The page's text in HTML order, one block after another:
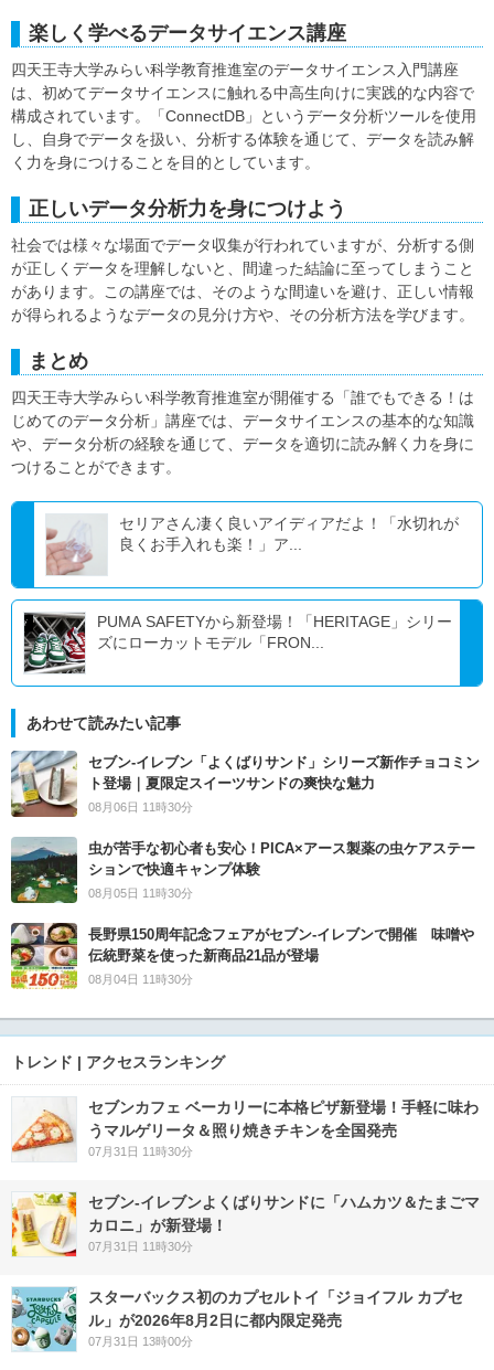
楽しく学べるデータサイエンス講座
四天王寺大学みらい科学教育推進室のデータサイエンス入門講座
は、初めてデータサイエンスに触れる中高生向けに実践的な内容で
構成されています。「ConnectDB」というデータ分析ツールを使用
し、自身でデータを扱い、分析する体験を通じて、データを読み解
く力を身につけることを目的としています。
正しいデータ分析力を身につけよう
社会では様々な場面でデータ収集が行われていますが、分析する側
が正しくデータを理解しないと、間違った結論に至ってしまうこと
があります。この講座では、そのような間違いを避け、正しい情報
が得られるようなデータの見分け方や、その分析方法を学びます。
まとめ
四天王寺大学みらい科学教育推進室が開催する「誰でもできる！は
じめてのデータ分析」講座では、データサイエンスの基本的な知識
や、データ分析の経験を通じて、データを適切に読み解く力を身に
つけることができます。
セリアさん凄く良いアイディアだよ！「水切れが
良くお手入れも楽！」ア...
PUMA SAFETYから新登場！「HERITAGE」シリー
ズにローカットモデル「FRON...
あわせて読みたい記事
セブン‐イレブン「よくばりサンド」シリーズ新作チョコミン
ト登場｜夏限定スイーツサンドの爽快な魅力
08月06日 11時30分
虫が苦手な初心者も安心！PICA×アース製薬の虫ケアステー
ションで快適キャンプ体験
08月05日 11時30分
長野県150周年記念フェアがセブン-イレブンで開催 味噌や
伝統野菜を使った新商品21品が登場
08月04日 11時30分
トレンド | アクセスランキング
セブンカフェ ベーカリーに本格ピザ新登場！手軽に味わ
うマルゲリータ＆照り焼きチキンを全国発売
07月31日 11時30分
セブン‐イレブンよくばりサンドに「ハムカツ＆たまごマ
カロニ」が新登場！
07月31日 11時30分
スターバックス初のカプセルトイ「ジョイフル カプセ
ル」が2026年8月2日に都内限定発売
07月31日 13時00分